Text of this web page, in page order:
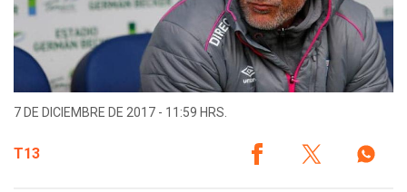
7 DE DICIEMBRE DE 2017 - 11:59 HRS.
T13